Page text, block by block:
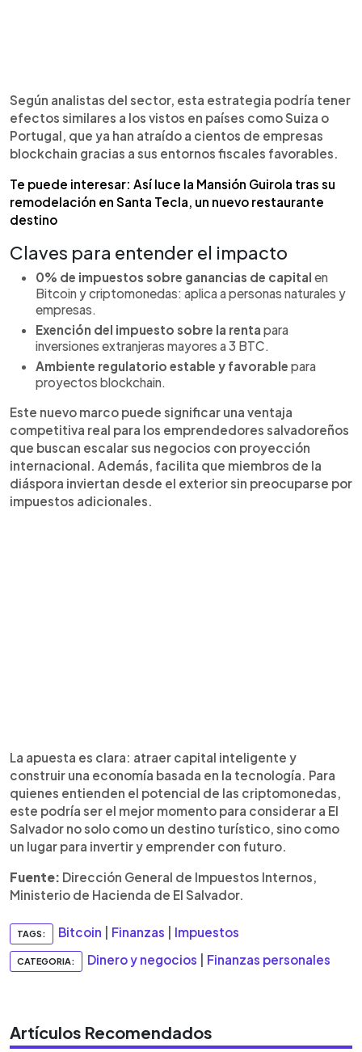
Según analistas del sector, esta estrategia podría tener
efectos similares a los vistos en países como Suiza o
Portugal, que ya han atraído a cientos de empresas
blockchain gracias a sus entornos fiscales favorables.
Te puede interesar: Así luce la Mansión Guirola tras su
remodelación en Santa Tecla, un nuevo restaurante
destino
Claves para entender el impacto
0% de impuestos sobre ganancias de capital en
Bitcoin y criptomonedas: aplica a personas naturales y
empresas.
Exención del impuesto sobre la renta para
inversiones extranjeras mayores a 3 BTC.
Ambiente regulatorio estable y favorable para
proyectos blockchain.
Este nuevo marco puede significar una ventaja
competitiva real para los emprendedores salvadoreños
que buscan escalar sus negocios con proyección
internacional. Además, facilita que miembros de la
diáspora inviertan desde el exterior sin preocuparse por
impuestos adicionales.
La apuesta es clara: atraer capital inteligente y
construir una economía basada en la tecnología. Para
quienes entienden el potencial de las criptomonedas,
este podría ser el mejor momento para considerar a El
Salvador no solo como un destino turístico, sino como
un lugar para invertir y emprender con futuro.
Fuente: Dirección General de Impuestos Internos,
Ministerio de Hacienda de El Salvador.
TAGS: Bitcoin Finanzas Impuestos
CATEGORIA: Dinero y negocios Finanzas personales
Artículos Recomendados